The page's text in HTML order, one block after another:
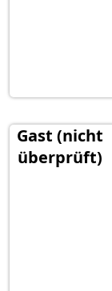
Gast (nicht
überprüft)